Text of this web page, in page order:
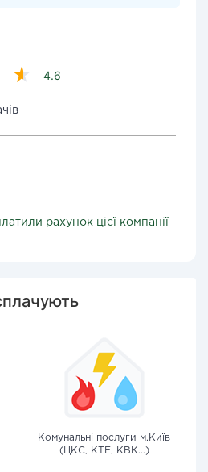
4.6
рахунок цієї компанії
Комунальні послуги м.Київ
(ЦКС, КТЕ, КВК...)